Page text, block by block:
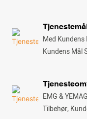
Effektivitet Og
Med
Kundens Mål
Forbedring.
Faglig Og
Kapasitet,
EMG &
Tilbehør,